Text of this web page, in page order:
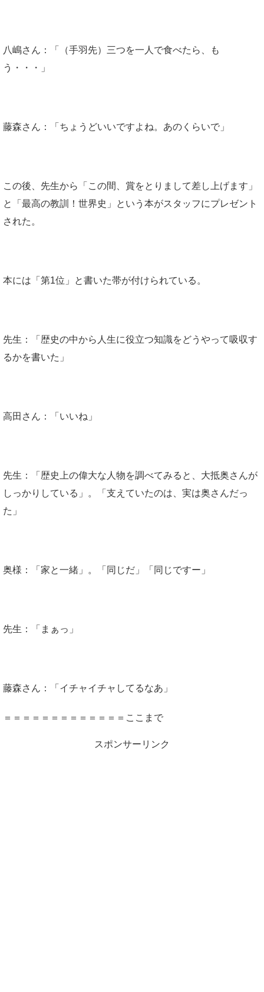
八嶋さん：「（手羽先）三つを一人で食べたら、も
う・・・」
藤森さん：「ちょうどいいですよね。あのくらいで」
この後、先生から「この間、賞をとりまして差し上げます」
と「最高の教訓！世界史」という本がスタッフにプレゼント
された。
本には「第1位」と書いた帯が付けられている。
先生：「歴史の中から人生に役立つ知識をどうやって吸収す
るかを書いた」
高田さん：「いいね」
先生：「歴史上の偉大な人物を調べてみると、大抵奥さんが
しっかりしている」。「支えていたのは、実は奥さんだっ
た」
奥様：「家と一緒」。「同じだ」「同じですー」
先生：「まぁっ」
藤森さん：「イチャイチャしてるなあ」
＝＝＝＝＝＝＝＝＝＝＝＝＝ここまで
スポンサーリンク